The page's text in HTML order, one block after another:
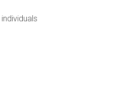
individuals